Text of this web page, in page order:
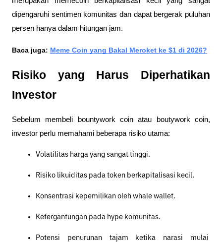
dipengaruhi sentimen komunitas dan dapat bergerak puluhan
persen hanya dalam hitungan jam.
Baca juga: Meme Coin yang Bakal Meroket ke $1 di 2026?
Risiko yang Harus Diperhatikan
Investor
Sebelum membeli bountywork coin atau boutywork coin,
investor perlu memahami beberapa risiko utama:
Volatilitas harga yang sangat tinggi.
Risiko likuiditas pada token berkapitalisasi kecil.
Konsentrasi kepemilikan oleh whale wallet.
Ketergantungan pada hype komunitas.
Potensi penurunan tajam ketika narasi mulai